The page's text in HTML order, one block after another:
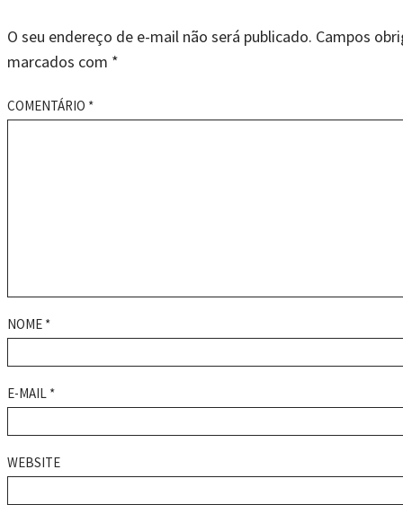
O seu endereço de e-mail não será publicado. Campos
marcados com *
COMENTÁRIO *
NOME *
E-MAIL *
WEBSITE